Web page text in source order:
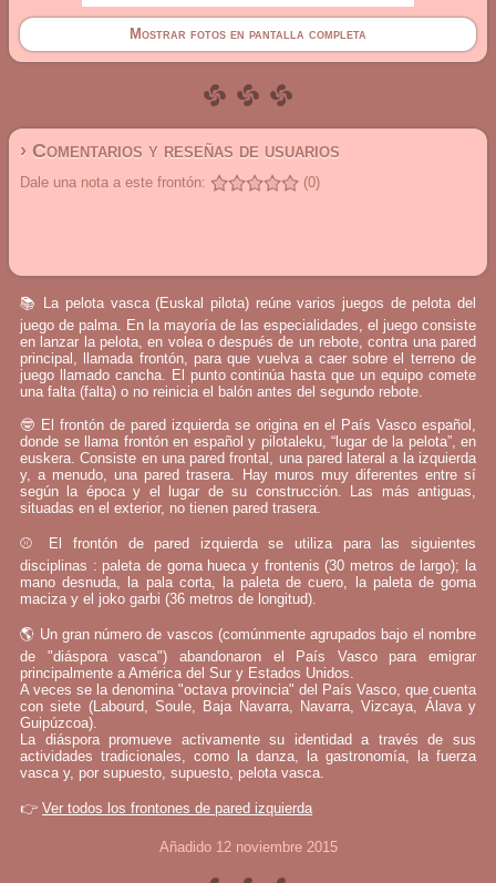
Mostrar fotos en pantalla completa
› Comentarios y reseñas de usuarios
Dale una nota a este frontón: (0)
📚 La pelota vasca (Euskal pilota) reúne varios juegos de pelota del
juego de palma. En la mayoría de las especialidades, el juego consiste
en lanzar la pelota, en volea o después de un rebote, contra una pared
principal, llamada frontón, para que vuelva a caer sobre el terreno de
juego llamado cancha. El punto continúa hasta que un equipo comete
una falta (falta) o no reinicia el balón antes del segundo rebote.
🤓 El frontón de pared izquierda se origina en el País Vasco español,
donde se llama frontón en español y pilotaleku, “lugar de la pelota”, en
euskera. Consiste en una pared frontal, una pared lateral a la izquierda
y, a menudo, una pared trasera. Hay muros muy diferentes entre sí
según la época y el lugar de su construcción. Las más antiguas,
situadas en el exterior, no tienen pared trasera.
⚾ El frontón de pared izquierda se utiliza para las siguientes
disciplinas : paleta de goma hueca y frontenis (30 metros de largo); la
mano desnuda, la pala corta, la paleta de cuero, la paleta de goma
maciza y el joko garbi (36 metros de longitud).
🌎 Un gran número de vascos (comúnmente agrupados bajo el nombre
de "diáspora vasca") abandonaron el País Vasco para emigrar
principalmente a América del Sur y Estados Unidos.
A veces se la denomina "octava provincia" del País Vasco, que cuenta
con siete (Labourd, Soule, Baja Navarra, Navarra, Vizcaya, Álava y
Guipúzcoa).
La diáspora promueve activamente su identidad a través de sus
actividades tradicionales, como la danza, la gastronomía, la fuerza
vasca y, por supuesto, supuesto, pelota vasca.
👉 Ver todos los frontones de pared izquierda
Añadido 12 noviembre 2015